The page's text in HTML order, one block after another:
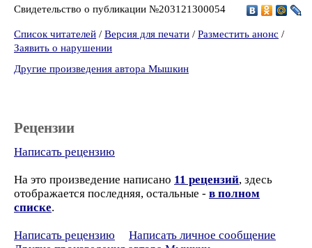
Свидетельство о публикации №203121300054
Список читателей / Версия для печати / Разместить анонс /
Заявить о нарушении
Другие произведения автора Мышкин
Рецензии
Написать рецензию
На это произведение написано 11 рецензий, здесь
отображается последняя, остальные - в полном
списке.
Написать рецензию
Написать личное сообщение